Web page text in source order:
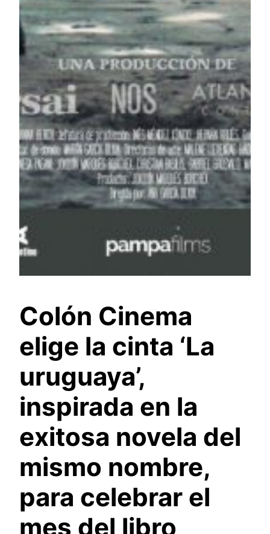
Colón Cinema
elige la cinta ‘La
uruguaya’,
inspirada en la
exitosa novela del
mismo nombre,
para celebrar el
mes del libro